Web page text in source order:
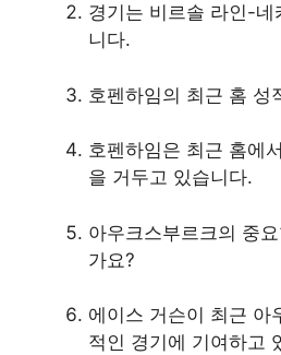
경기는 비르솔 라인-네
니다.
호펜하임의 최근 홈 성
호펜하임은 최근 홈에
을 거두고 있습니다.
아우크스부르크의 중
가요?
에이스 거슨이 최근 아
적인 경기에 기여하고